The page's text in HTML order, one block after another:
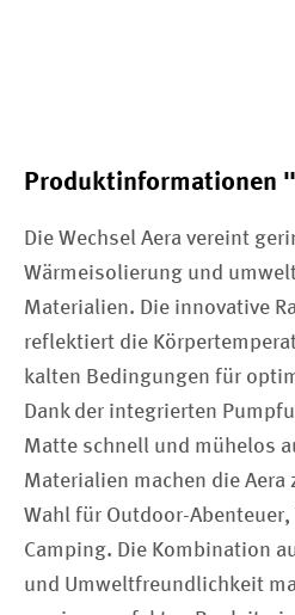
Produktinformationen
Die Wechsel Aera vereint
Wärmeisolierung und
Materialien. Die innovative
reflektiert die
kalten Bedingungen für
Dank der integrierten
Matte schnell und mühelos
Materialien machen die Aera
Wahl für Outdoor-
Camping. Die Kombination
und Umweltfreundlichkeit